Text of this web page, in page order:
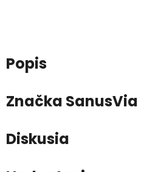
Popis
Značka SanusVia
Diskusia